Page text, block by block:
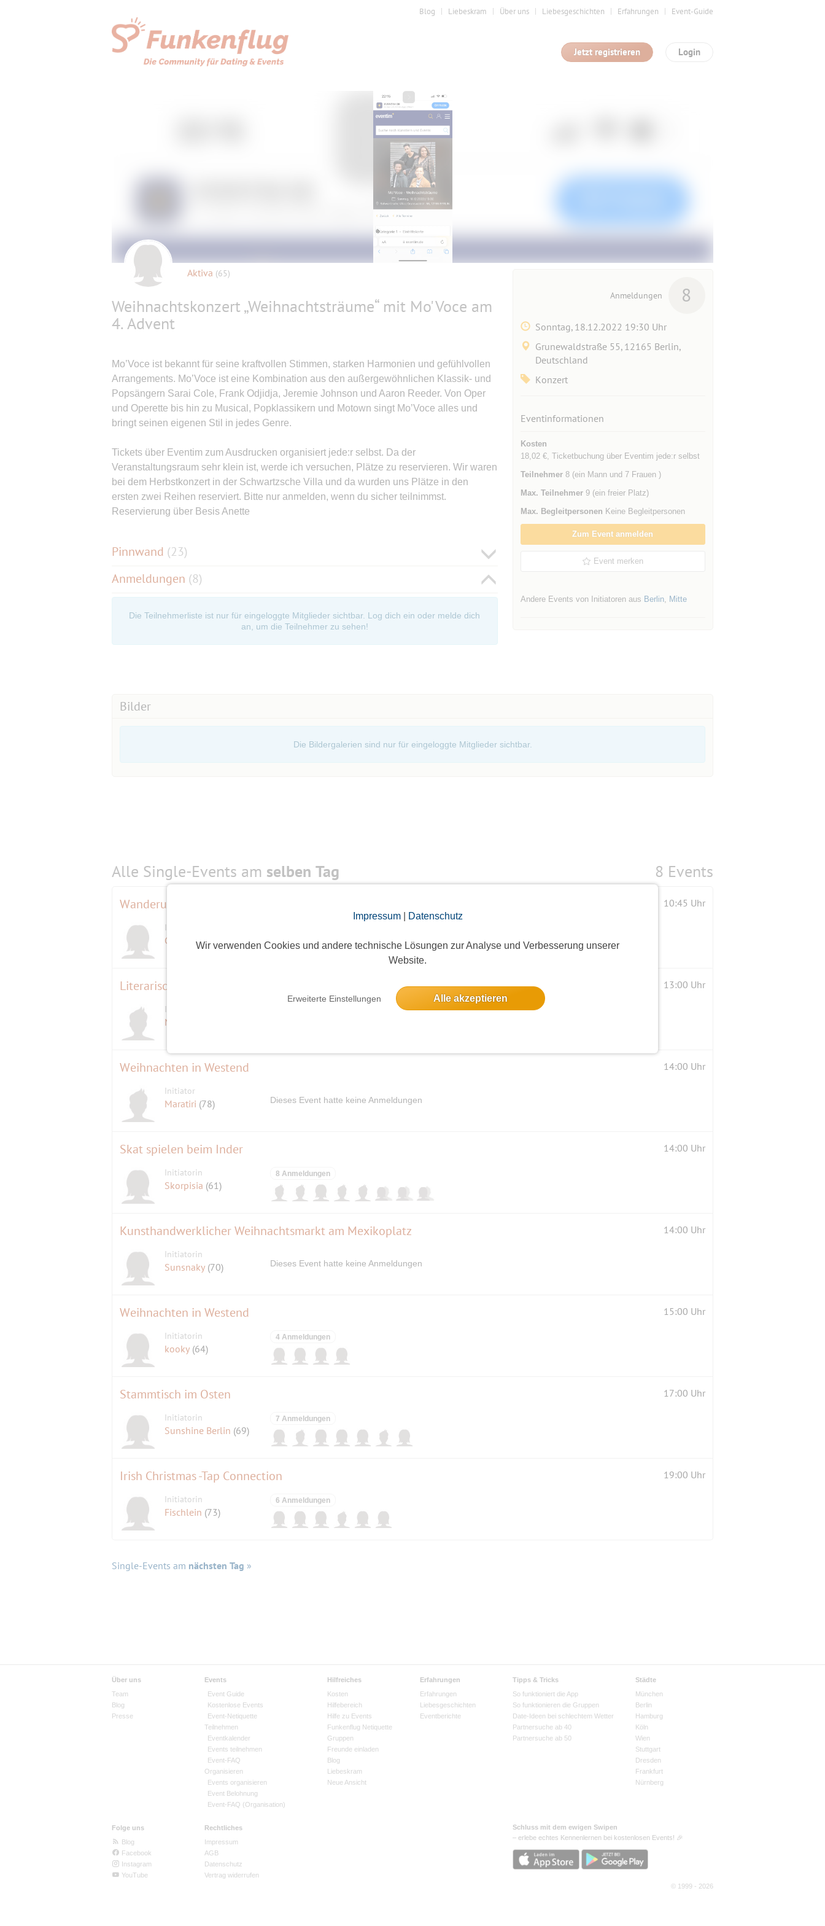
Impressum| Datenschutz
Wir verwenden Cookies und andere technische Lösungen zur Analyse und Verbesserung unserer
Website.
Erweiterte Einstellungen Alle akzeptieren
Blog Liebeskram Über uns Liebesgeschichten Erfahrungen Event-Guide
Login
Jetzt registrieren
Aktiva (65)
Weihnachtskonzert „Weihnachtsträume“ mit Mo'Voce am
4. Advent
Mo’Voce ist bekannt für seine kraftvollen Stimmen, starken Harmonien und gefühlvollen
Arrangements. Mo’Voce ist eine Kombination aus den außergewöhnlichen Klassik- und
Popsängern Sarai Cole, Frank Odjidja, Jeremie Johnson und Aaron Reeder. Von Oper
und Operette bis hin zu Musical, Popklassikern und Motown singt Mo’Voce alles und
bringt seinen eigenen Stil in jedes Genre.
Tickets über Eventim zum Ausdrucken organisiert jede:r selbst. Da der
Veranstaltungsraum sehr klein ist, werde ich versuchen, Plätze zu reservieren. Wir waren
bei dem Herbstkonzert in der Schwartzsche Villa und da wurden uns Plätze in den
ersten zwei Reihen reserviert. Bitte nur anmelden, wenn du sicher teilnimmst.
Reservierung über Besis Anette
Pinnwand (23)
Anmeldungen (8)
Die Teilnehmerliste ist nur für eingeloggte Mitglieder sichtbar. Log dich ein oder melde dich
an, um die Teilnehmer zu sehen!
Anmeldungen 8
Sonntag, 18.12.2022 19:30 Uhr
Grunewaldstraße 55, 12165 Berlin,
Deutschland
Konzert
Eventinformationen
Kosten
18,02 €, Ticketbuchung über Eventim jede:r selbst
Teilnehmer8 (ein Mann und 7 Frauen )
Max. Teilnehmer9 (ein freier Platz)
Max. Begleitpersonen Keine Begleitpersonen
Zum Event anmelden
Event merken
Andere Events von Initiatoren aus Berlin, Mitte
Bilder
Die Bildergalerien sind nur für eingeloggte Mitglieder sichtbar.
Alle Single-Events am selben Tag 8 Events
Wanderung um die Wünsdorfer Seen 10:45 Uhr
Initiatorin
Gisela (68)
Literarischer Frühschoppen 13:00 Uhr
Initiator
NetterWolf
Weihnachten in Westend 14:00 Uhr
Initiator
Maratiri (78) Dieses Event hatte keine Anmeldungen
Skat spielen beim Inder 14:00 Uhr
Initiatorin
Skorpisia (61)
8 Anmeldungen
Kunsthandwerklicher Weihnachtsmarkt am Mexikoplatz 14:00 Uhr
Initiatorin
Sunsnaky (70) Dieses Event hatte keine Anmeldungen
Weihnachten in Westend 15:00 Uhr
Initiatorin
kooky (64)
4 Anmeldungen
Stammtisch im Osten 17:00 Uhr
Initiatorin
Sunshine Berlin (69)
7 Anmeldungen
Irish Christmas -Tap Connection 19:00 Uhr
Initiatorin
Fischlein (73)
6 Anmeldungen
Single-Events am nächsten Tag »
Über uns
Team
Blog
Presse
Events
Event Guide
Kostenlose Events
Event-Netiquette
Teilnehmen
Eventkalender
Events teilnehmen
Event-FAQ
Organisieren
Events organisieren
Event Belohnung
Event-FAQ (Organisation)
Hilfreiches
Kosten
Hilfebereich
Hilfe zu Events
Funkenflug Netiquette
Gruppen
Freunde einladen
Blog
Liebeskram
Neue Ansicht
Erfahrungen
Erfahrungen
Liebesgeschichten
Eventberichte
Tipps & Tricks
So funktioniert die App
So funktionieren die Gruppen
Date-Ideen bei schlechtem Wetter
Partnersuche ab 40
Partnersuche ab 50
Städte
München
Berlin
Hamburg
Köln
Wien
Stuttgart
Dresden
Frankfurt
Nürnberg
Folge uns
Blog
Facebook
Instagram
YouTube
Rechtliches
Impressum
AGB
Datenschutz
Vertrag widerrufen
Schluss mit dem ewigen Swipen
– erlebe echtes Kennenlernen bei kostenlosen Events! 🎉
© 1999 - 2026